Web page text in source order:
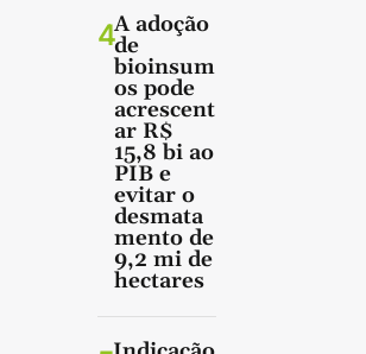
4A adoção
de
bioinsum
os pode
acrescent
ar R$
15,8 bi ao
PIB e
evitar o
desmata
mento de
9,2 mi de
hectares